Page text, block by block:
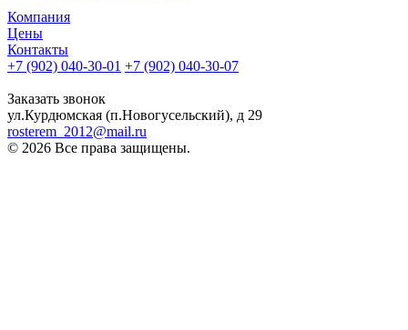
Компания
Цены
Контакты
+7 (902) 040-30-01 +7 (902) 040-30-07
Заказать звонок
ул.Курдюмская (п.Новогусельский), д 29
rosterem_2012@mail.ru
© 2026 Все права защищены.